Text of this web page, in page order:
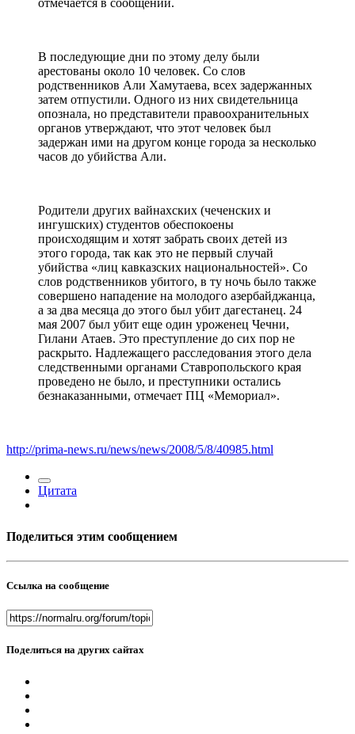
отмечается в сообщении.
В последующие дни по этому делу были
арестованы около 10 человек. Со слов
родственников Али Хамутаева, всех задержанных
затем отпустили. Одного из них свидетельница
опознала, но представители правоохранительных
органов утверждают, что этот человек был
задержан ими на другом конце города за несколько
часов до убийства Али.
Родители других вайнахских (чеченских и
ингушских) студентов обеспокоены
происходящим и хотят забрать своих детей из
этого города, так как это не первый случай
убийства «лиц кавказских национальностей». Со
слов родственников убитого, в ту ночь было также
совершено нападение на молодого азербайджанца,
а за два месяца до этого был убит дагестанец. 24
мая 2007 был убит еще один уроженец Чечни,
Гилани Атаев. Это преступление до сих пор не
раскрыто. Надлежащего расследования этого дела
следственными органами Ставропольского края
проведено не было, и преступники остались
безнаказанными, отмечает ПЦ «Мемориал».
http://prima-news.ru/news/news/2008/5/8/40985.html
Цитата
Поделиться этим сообщением
Ссылка на сообщение
Поделиться на других сайтах